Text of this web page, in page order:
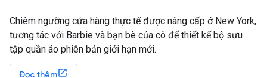
Chiêm ngưỡng cửa hàng thực tế được nâng cấp ở New York,
tương tác với Barbie và bạn bè của cô để thiết kế bộ sưu
tập quần áo phiên bản giới hạn mới.
Đọc thêm